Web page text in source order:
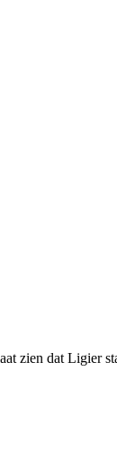
zien dat Ligier